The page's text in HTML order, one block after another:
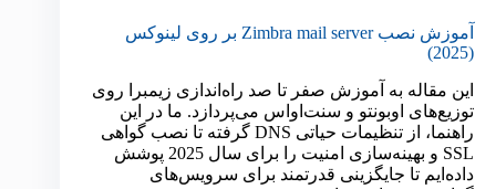
آموزش نصب Zimbra mail server بر روی لینوکس
(2025)
این مقاله به آموزش صفر تا صد راه‌اندازی زیمبرا روی
توزیع‌های اوبونتو و سنت‌اواس می‌پردازد. ما در این
راهنما، از تنظیمات حیاتی DNS گرفته تا نصب گواهی
SSL و بهینه‌سازی امنیت را برای سال 2025 پوشش
داده‌ایم تا جایگزینی قدرتمند برای سرویس‌های